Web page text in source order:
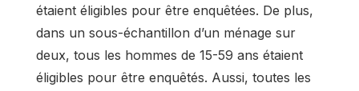
étaient éligibles pour être enquêtées. De plus,
dans un sous-échantillon d’un ménage sur
deux, tous les hommes de 15-59 ans étaient
éligibles pour être enquêtés. Aussi, toutes les